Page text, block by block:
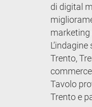
di digital
marketing
Trento,
Tavolo
Trento e